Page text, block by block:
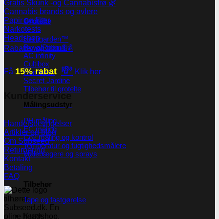
Grotelte
Herbgarden™
RoyalRoom®
AC infinity
Cultibox
Homebox
Secret Jardine
Tilbehør til grotelte
Målingsudstyr
PH måling
EC måling
Co2 måling og kontrol
Temperatur og fugtighedsmålere
Målebægere og sprays
Tilbehør
Tape og fastgørelse
Kurv
Gratis Skunk -og Cannabisfrø 🌿
Cannabis brands og avlere
Papir og filter
Narkotests
Headshop
Rabatter og tilbud💰
Få 15% rabat 💸 Klik her
Kunderservice
Handelsbetingelser
Artikler og blog
Om Subseed
Returnering
Kontakt
Betaling
FAQ